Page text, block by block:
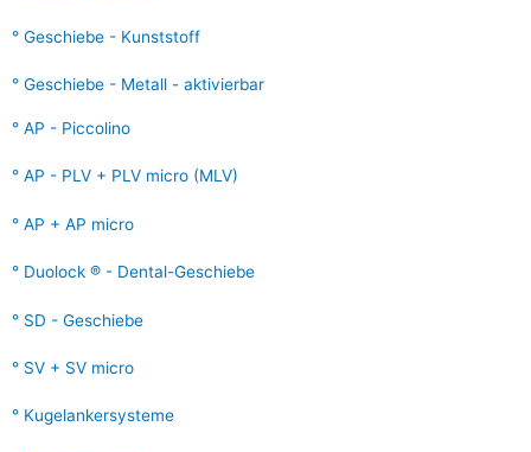
Geschiebe - Kunststoff
Geschiebe - Metall - aktivierbar
AP - Piccolino
AP - PLV + PLV micro (MLV)
AP + AP micro
Duolock ® - Dental-Geschiebe
SD - Geschiebe
SV + SV micro
Kugelankersysteme